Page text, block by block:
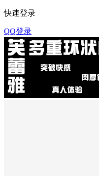
快速登录
QQ登录